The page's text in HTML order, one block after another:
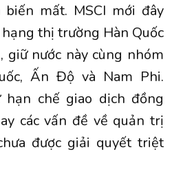
biến mất. MSCI mới đây
thị trường Hàn Quốc
nước này cùng nhóm
Ấn Độ và Nam Phi.
chế giao dịch đồng
các vấn đề về quản trị
được giải quyết triệt